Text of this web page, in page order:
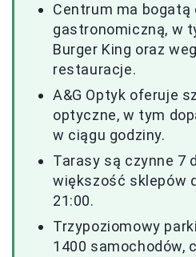
Centrum ma bogatą
gastronomiczną, w
Burger King oraz
restauracje.
A&G Optyk oferuje
optyczne, w tym
w ciągu godziny.
Tarasy są czynne 7
większość sklepów
21:00.
Trzypoziomowy
1400 samochodów,